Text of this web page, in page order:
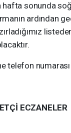
sonunda
ardından
telefon
ECZANELER